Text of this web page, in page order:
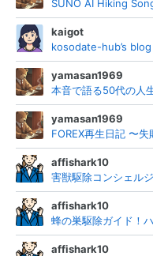
SUNO AI Hiking
kaigot
kosodate-hub’s blog
yamasan1969
本音で語る50代の人
yamasan1969
FOREX再生日記 〜
affishark10
害獣駆除コンシェル
affishark10
蜂の巣駆除ガイド！
affishark10